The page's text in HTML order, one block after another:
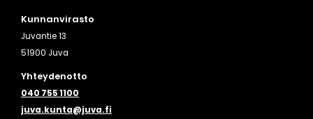
Kunnanvirasto
Juvantie 13
51900 Juva
Yhteydenotto
040 755 1100
juva.kunta@juva.fi